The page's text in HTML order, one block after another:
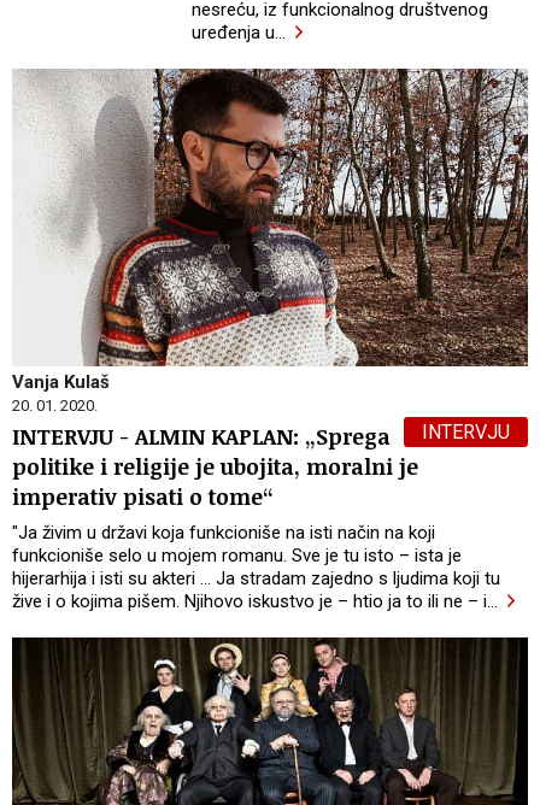
nesreću, iz funkcionalnog društvenog
uređenja u…
Vanja Kulaš
20. 01. 2020.
INTERVJU
INTERVJU - ALMIN KAPLAN: „Sprega
politike i religije je ubojita, moralni je
imperativ pisati o tome“
"Ja živim u državi koja funkcioniše na isti način na koji
funkcioniše selo u mojem romanu. Sve je tu isto – ista je
hijerarhija i isti su akteri ... Ja stradam zajedno s ljudima koji tu
žive i o kojima pišem. Njihovo iskustvo je – htio ja to ili ne – i